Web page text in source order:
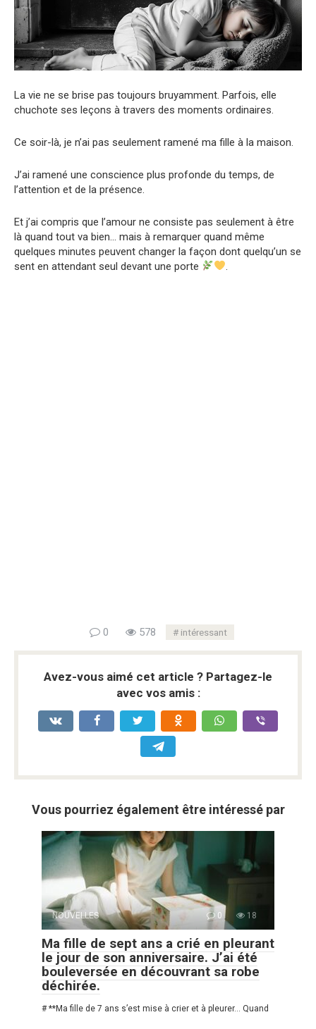
La vie ne se brise pas toujours bruyamment. Parfois, elle
chuchote ses leçons à travers des moments ordinaires.
Ce soir-là, je n’ai pas seulement ramené ma fille à la maison.
J’ai ramené une conscience plus profonde du temps, de
l’attention et de la présence.
Et j’ai compris que l’amour ne consiste pas seulement à être
là quand tout va bien… mais à remarquer quand même
quelques minutes peuvent changer la façon dont quelqu’un se
sent en attendant seul devant une porte
.
0 578 intéressant
Avez-vous aimé cet article ? Partagez-le
avec vos amis :
Vous pourriez également être intéressé par
NOUVELLES 0 18
Ma fille de sept ans a crié en pleurant
le jour de son anniversaire. J’ai été
bouleversée en découvrant sa robe
déchirée.
# **Ma fille de 7 ans s’est mise à crier et à pleurer… Quand